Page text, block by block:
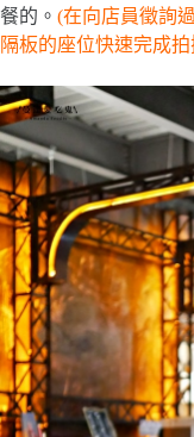
餐的。 (在向店員徵詢
隔板的座位快速完成